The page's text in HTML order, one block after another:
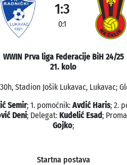
1:3
0:1
WWIN Prva liga Federacije BiH 24/25
21. kolo
Stadion Jošik Lukavac, Lukavac;
Semir; 1. pomoćnik: Avdić Haris; 2.
Deni; Delegat: Kudelić Esad;
Gojko;
Startna postava